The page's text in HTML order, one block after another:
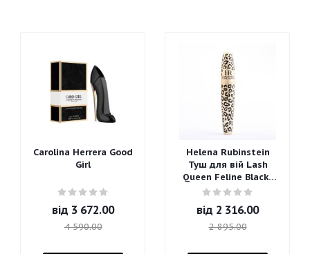
Carolina Herrera Good
Girl
від 3 672.00
4 590.00
Helena Rubinstein
Туш для вій Lash
Queen Feline Blacks
Mascara
від 2 316.00
2 895.00